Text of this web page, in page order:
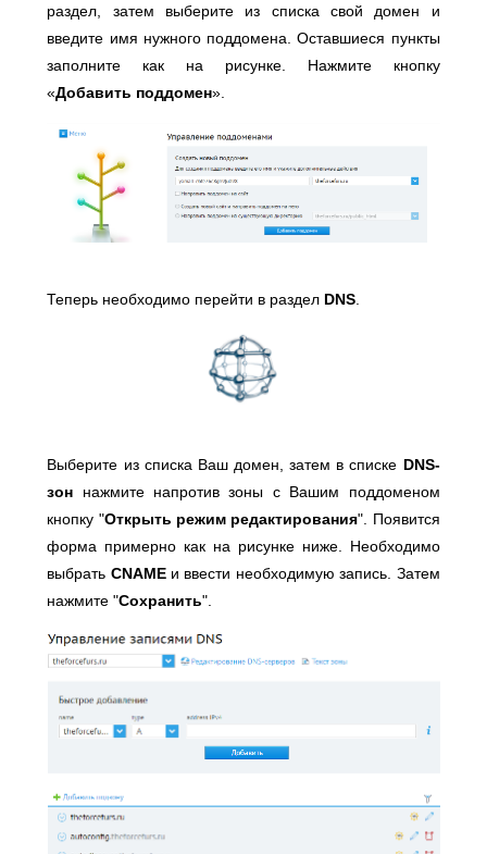
раздел, затем выберите из списка свой домен и
введите имя нужного поддомена. Оставшиеся пункты
заполните как на рисунке. Нажмите кнопку
«Добавить поддомен».
Теперь необходимо перейти в раздел DNS.
Выберите из списка Ваш домен, затем в списке DNS-
зон нажмите напротив зоны с Вашим поддоменом
кнопку "Открыть режим редактирования". Появится
форма примерно как на рисунке ниже. Необходимо
выбрать CNAMEи ввести необходимую запись. Затем
нажмите "Сохранить".